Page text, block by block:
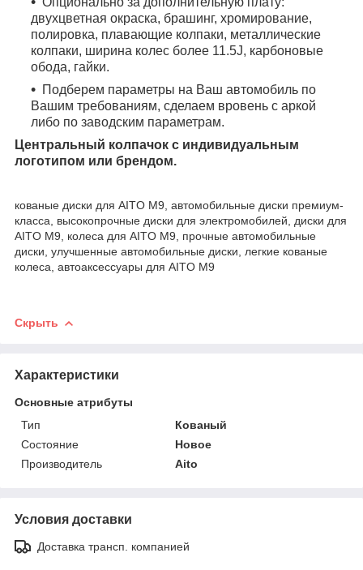
двухцветная окраска, брашинг, хромирование,
полировка, плавающие колпаки, металлические
колпаки, ширина колес более 11.5J, карбоновые
обода, гайки.
Подберем параметры на Ваш автомобиль по
Вашим требованиям, сделаем вровень с аркой
либо по заводским параметрам.
Центральный колпачок с индивидуальным
логотипом или брендом.
кованые диски для AITO M9, автомобильные диски премиум-
класса, высокопрочные диски для электромобилей, диски для
AITO M9, колеса для AITO M9, прочные автомобильные
диски, улучшенные автомобильные диски, легкие кованые
колеса, автоаксессуары для AITO M9
Скрыть
Характеристики
Основные атрибуты
Тип
Кованый
Состояние
Новое
Производитель
Aito
Условия доставки
Доставка трансп. компанией